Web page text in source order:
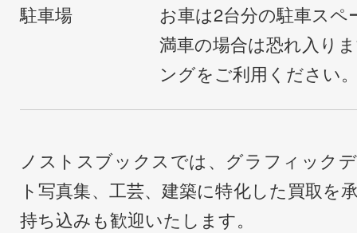
駐車場
お車は2台分の駐車ス
満車の場合は恐れ入り
ングをご利用ください
ノストスブックスでは、グラフィック
ト写真集、工芸、建築に特化した買取を
持ち込みも歓迎いたします。